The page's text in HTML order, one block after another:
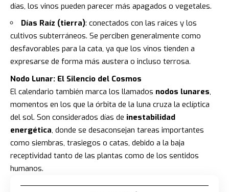
días, los vinos pueden parecer más apagados o vegetales.
Días Raíz (tierra): conectados con las raíces y los
cultivos subterráneos. Se perciben generalmente como
desfavorables para la cata, ya que los vinos tienden a
expresarse de forma más austera o incluso terrosa.
Nodo Lunar: El Silencio del Cosmos
El calendario también marca los llamados nodos lunares,
momentos en los que la órbita de la luna cruza la eclíptica
del sol. Son considerados días de inestabilidad
energética, donde se desaconsejan tareas importantes
como siembras, trasiegos o catas, debido a la baja
receptividad tanto de las plantas como de los sentidos
humanos.